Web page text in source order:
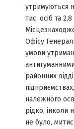
утримуються
тис. осіб та
Офісу
умови
районних
належного
рідко, інколи
не було,